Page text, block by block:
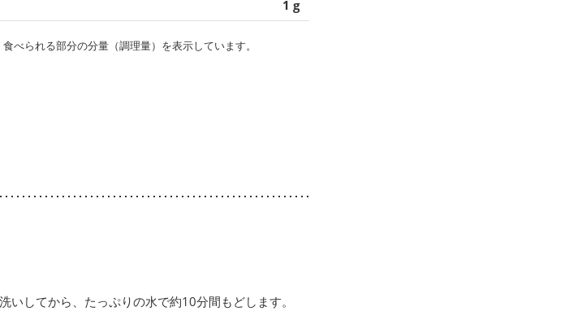
1 g
べられる部分の分量（調理量）を表示しています。
してから、たっぷりの水で約10分間もどします。